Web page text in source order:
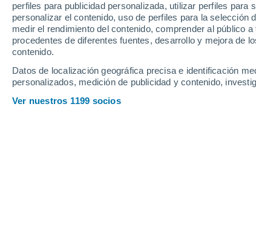
perfiles para publicidad personalizada, utilizar perfiles
personalizar el contenido, uso de perfiles para la selección
medir el rendimiento del contenido, comprender al público
procedentes de diferentes fuentes, desarrollo y mejora de
contenido.
Datos de localización geográfica precisa e identificación
personalizados, medición de publicidad y contenido,
Ver nuestros 1199 socios
Petrer
Pilar de la Horadada
Pinomar